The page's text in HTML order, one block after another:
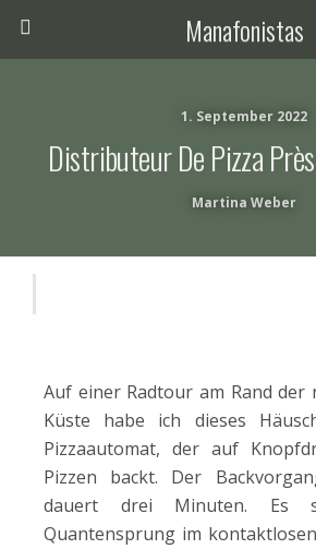
Manafonistas
1. September 2022
Distributeur De Pizza
Martina Weber
Auf einer Radtour am Rand der
Küste habe ich dieses
Pizzaautomat, der auf
Pizzen backt. Der
dauert drei Minuten. Es
Quantensprung im